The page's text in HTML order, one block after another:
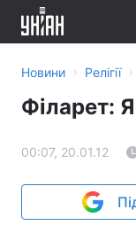
Новини › Релігії ›
Філарет:
00:07, 20.01.12